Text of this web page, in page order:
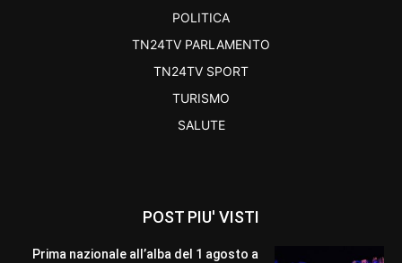
POLITICA
TN24TV PARLAMENTO
TN24TV SPORT
TURISMO
SALUTE
POST PIU' VISTI
Prima nazionale all’alba del 1 agosto a